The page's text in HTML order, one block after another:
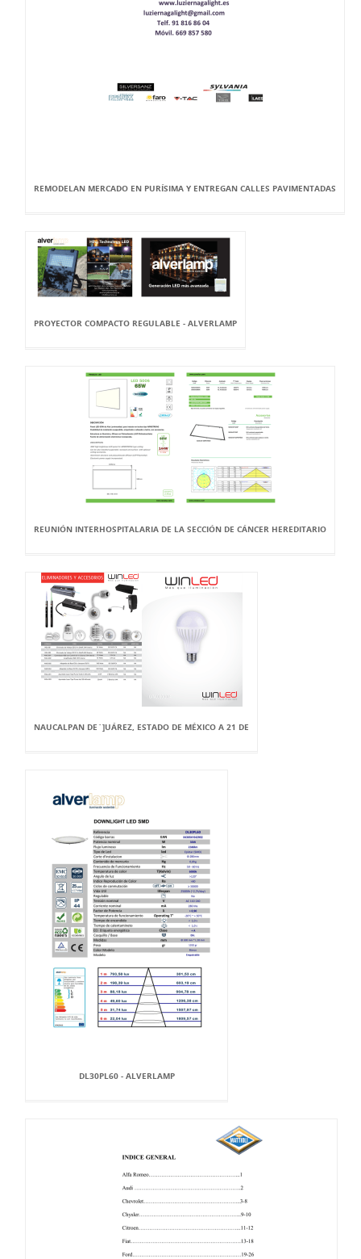
REMODELAN MERCADO EN PURÍSIMA Y ENTREGAN CALLES PAVIMENTADAS
PROYECTOR COMPACTO REGULABLE - ALVERLAMP
REUNIÓN INTERHOSPITALARIA DE LA SECCIÓN DE CÁNCER HEREDITARIO
NAUCALPAN DE`]UÁREZ, ESTADO DE MÉXICO A 21 DE
DL30PL60 - ALVERLAMP